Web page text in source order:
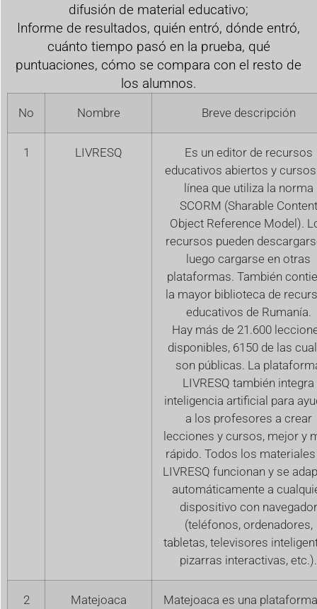
difusión de material educativo;
Informe de resultados, quién entró, dónde entró,
cuánto tiempo pasó en la prueba, qué
puntuaciones, cómo se compara con el resto de
los alumnos.
No Nombre Breve descripción
1 LIVRESQ
Es un editor de recursos
educativos abiertos y
línea que utiliza la norma
SCORM (Sharable Content
Object Reference Model).
recursos pueden
luego cargarse en otras
plataformas. También
la mayor biblioteca de
educativos de Rumanía.
Hay más de 21.600
disponibles, 6150 de las
son públicas. La
LIVRESQ también integra
inteligencia artificial para
a los profesores a crear
lecciones y cursos, mejor y
rápido. Todos los
LIVRESQ funcionan y se
automáticamente a
dispositivo con navegador
(teléfonos, ordenadores,
tabletas, televisores
pizarras interactivas, etc.).
2 Matejoaca
Matejoaca es una